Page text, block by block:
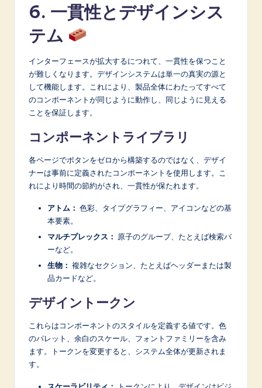
6. 一貫性とデザインシス
テム
インターフェースが拡大するにつれて、一貫性を保つこと
が難しくなります。デザインシステムは単一の真実の源と
して機能します。これにより、製品全体にわたってすべて
のコンポーネントが同じように動作し、同じように見える
ことを保証します。
コンポーネントライブラリ
各ページでボタンをゼロから構築するのではなく、デザイ
ナーは事前に定義されたコンポーネントを使用します。こ
れにより時間の節約がされ、一貫性が保たれます。
アトム： 色彩、タイプグラフィー、アイコンなどの基
本要素。
マルチプレックス：
原子のグループ、たとえば検索バ
ーなど。
生物： 複雑なセクション、たとえばヘッダーまたは製
品カードなど。
デザイントークン
これらはコンポーネントのスタイルを定義する値です。色
のパレット、余白のスケール、フォントファミリーを含み
ます。トークンを変更すると、システム全体が更新されま
す。
スケーラビリティ： トークンにより、デザインはビジ